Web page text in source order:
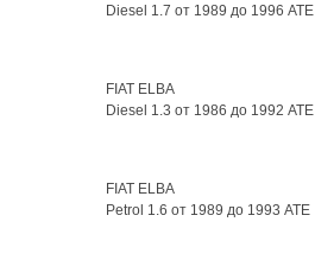
Diesel 1.7 от 1989 до 1996 ATE
FIAT ELBA
Diesel 1.3 от 1986 до 1992 ATE
FIAT ELBA
Petrol 1.6 от 1989 до 1993 ATE